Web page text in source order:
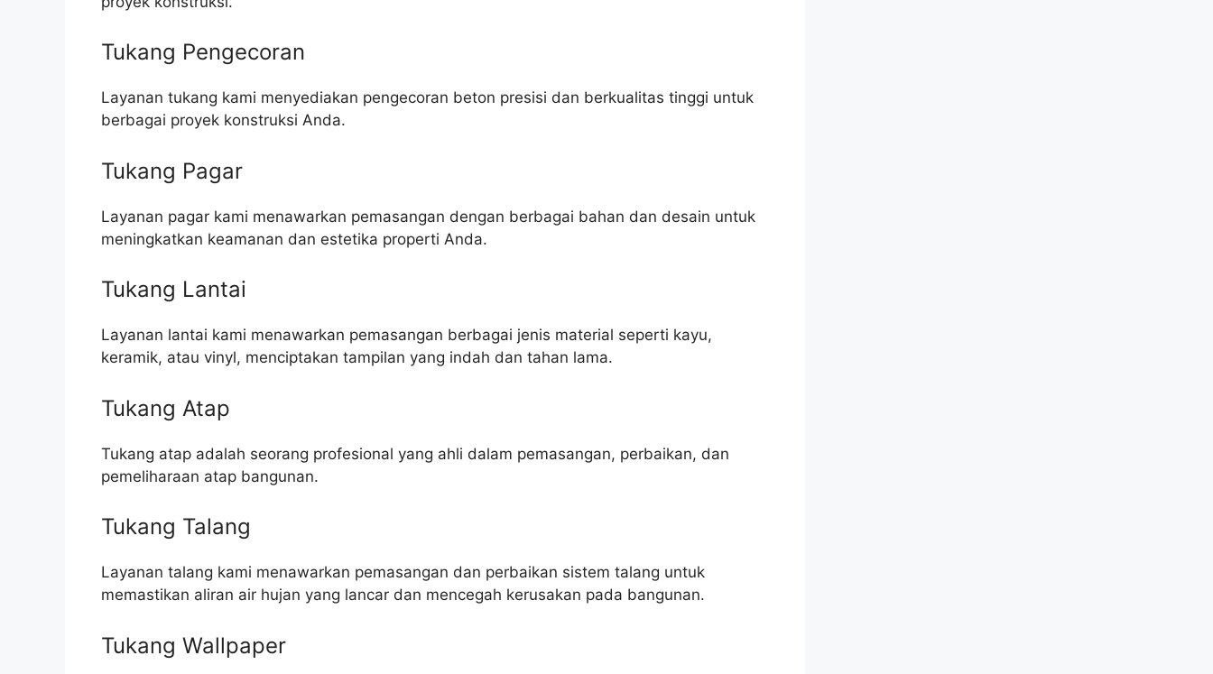
Tukang Pengecoran
Layanan tukang kami menyediakan pengecoran beton presisi dan berkualitas tinggi untuk
berbagai proyek konstruksi Anda.
Tukang Pagar
Layanan pagar kami menawarkan pemasangan dengan berbagai bahan dan desain untuk
meningkatkan keamanan dan estetika properti Anda.
Tukang Lantai
Layanan lantai kami menawarkan pemasangan berbagai jenis material seperti kayu,
keramik, atau vinyl, menciptakan tampilan yang indah dan tahan lama.
Tukang Atap
Tukang atap adalah seorang profesional yang ahli dalam pemasangan, perbaikan, dan
pemeliharaan atap bangunan.
Tukang Talang
Layanan talang kami menawarkan pemasangan dan perbaikan sistem talang untuk
memastikan aliran air hujan yang lancar dan mencegah kerusakan pada bangunan.
Tukang Wallpaper